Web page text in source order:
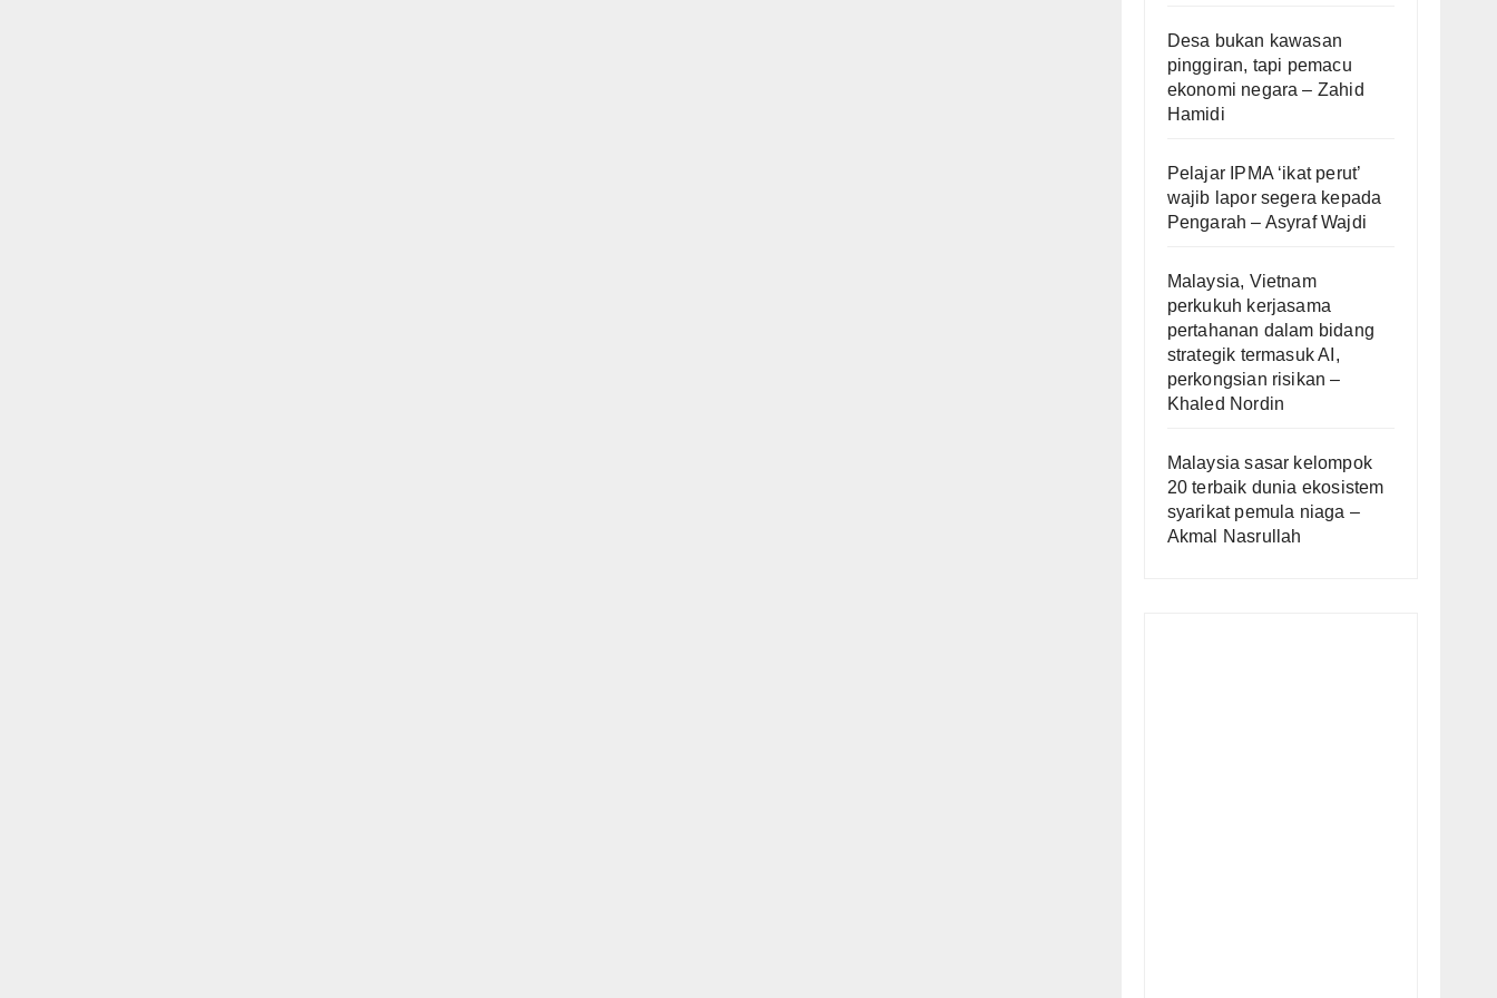
Desa bukan kawasan
pinggiran, tapi pemacu
ekonomi negara – Zahid
Hamidi
Pelajar IPMA ‘ikat perut’
wajib lapor segera kepada
Pengarah – Asyraf Wajdi
Malaysia, Vietnam
perkukuh kerjasama
pertahanan dalam bidang
strategik termasuk AI,
perkongsian risikan –
Khaled Nordin
Malaysia sasar kelompok
20 terbaik dunia ekosistem
syarikat pemula niaga –
Akmal Nasrullah